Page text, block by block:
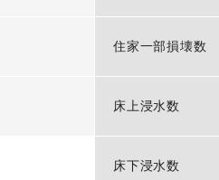
住家一部損壊数
床上浸水数
床下浸水数